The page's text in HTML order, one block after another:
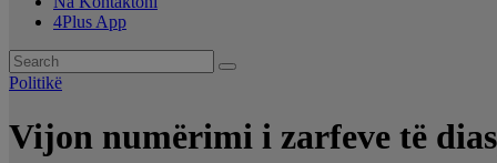
4Plus App
Politikë
Vijon numërimi i zarfeve të